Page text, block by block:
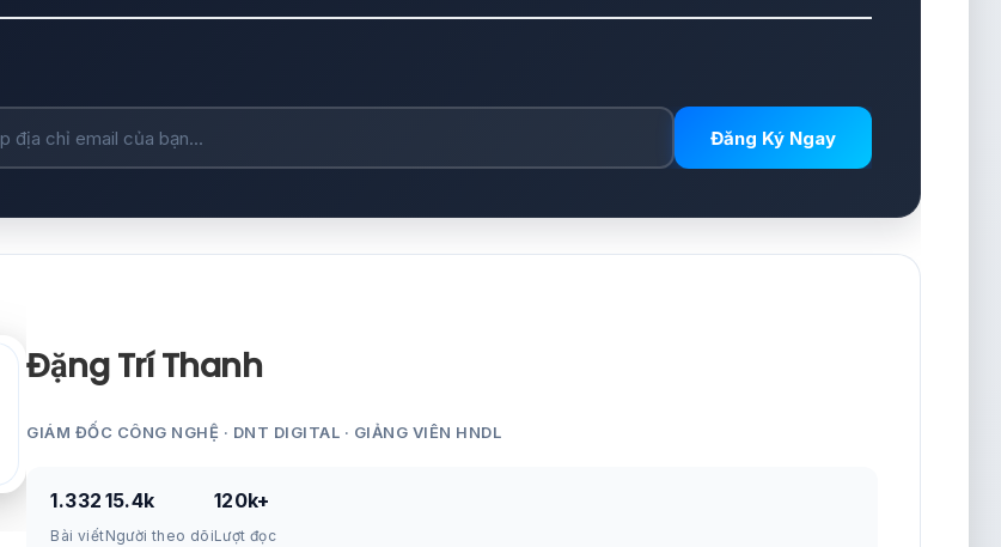
Đăng Ký Ngay
Đặng Trí Thanh
GIÁM ĐỐC CÔNG NGHỆ · DNT DIGITAL · GIẢNG VIÊN HNDL
1.332
Bài viết
15.4k
Người theo dõi
120k+
Lượt đọc